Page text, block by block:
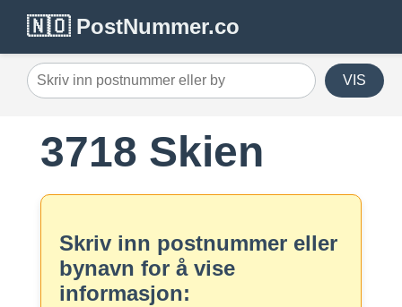
🇳🇴 PostNummer.co
VIS
3718 Skien
Skriv inn postnummer eller
bynavn for å vise
informasjon: